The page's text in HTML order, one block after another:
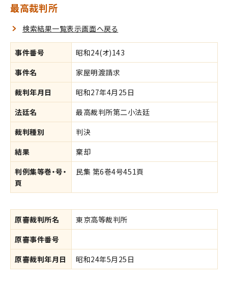
最高裁判所
検索結果一覧表示画面へ戻る
事件番号
昭和24(オ)143
事件名
家屋明渡請求
裁判年月日
昭和27年4月25日
法廷名
最高裁判所第二小法廷
裁判種別
判決
結果
棄却
判例集等巻・号・
頁
民集 第6巻4号451頁
原審裁判所名
東京高等裁判所
原審事件番号
原審裁判年月日
昭和24年5月25日